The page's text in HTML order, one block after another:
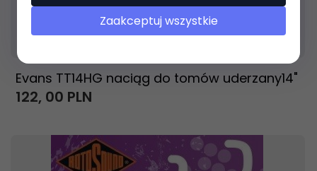
Produkt dostępny! 24 godzin
Evans TT14HG naciąg do tomów uderzany14"
122, 00 PLN
Zaakceptuj wszystkie